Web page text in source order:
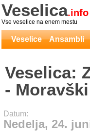
Veselica.info
Vse veselice na enem mestu
Veselice Ansambli
Veselica:
-
Datum:
Nedelja, 24.